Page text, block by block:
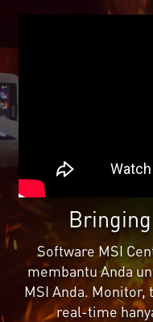
Software MSI
membantu Anda
MSI Anda.
real-time